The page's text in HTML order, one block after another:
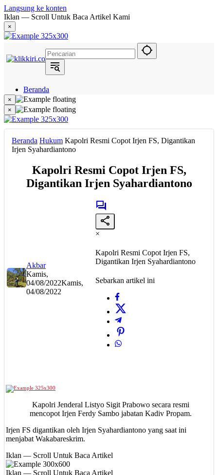
Langsung ke konten
Iklan — Scroll Untuk Baca Artikel Kami
×
Beranda
Hukum
Berita
Politik
Narasi
Metropolis
Eksekutif
×
×
Beranda Hukum Kapolri Resmi Copot Irjen FS, Digantikan
Irjen Syahardiantono
Kapolri Resmi Copot Irjen FS,
Digantikan Irjen Syahardiantono
Akbar
Kamis,
04/08/2022Kamis,
04/08/2022
×
Kapolri Resmi Copot Irjen FS,
Digantikan Irjen Syahardiantono
Sebarkan artikel ini
Kapolri Jenderal Listyo Sigit Prabowo secara resmi
mencopot Irjen Ferdy Sambo jabatan Kadiv Propam.
Irjen FS digantikan oleh Irjen Syahardiantono yang saat ini
menjabat Wakabareskrim.
Iklan — Scroll Untuk Baca Artikel
Iklan — Scroll Untuk Baca Artikel